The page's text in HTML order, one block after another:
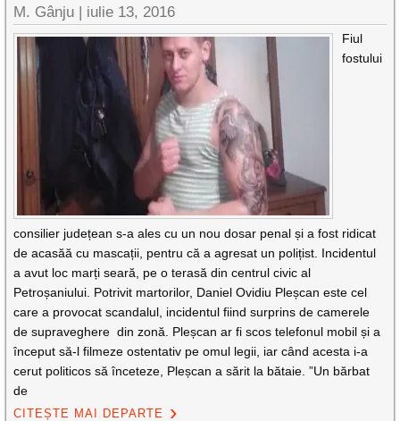
M. Gânju | iulie 13, 2016
Fiul
fostului
consilier județean s-a ales cu un nou dosar penal și a fost ridicat
de acasăă cu mascații, pentru că a agresat un polițist. Incidentul
a avut loc marți seară, pe o terasă din centrul civic al
Petroșaniului. Potrivit martorilor, Daniel Ovidiu Pleșcan este cel
care a provocat scandalul, incidentul fiind surprins de camerele
de supraveghere din zonă. Pleșcan ar fi scos telefonul mobil și a
început să-l filmeze ostentativ pe omul legii, iar când acesta i-a
cerut politicos să înceteze, Pleșcan a sărit la bătaie. ”Un bărbat
de
CITEȘTE MAI DEPARTE